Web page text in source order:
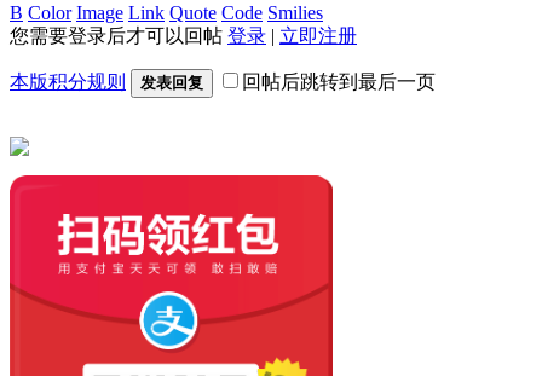
B Color Image Link Quote Code Smilies
您需要登录后才可以回帖 登录 | 立即注册
本版积分规则 发表回复 回帖后跳转到最后一页